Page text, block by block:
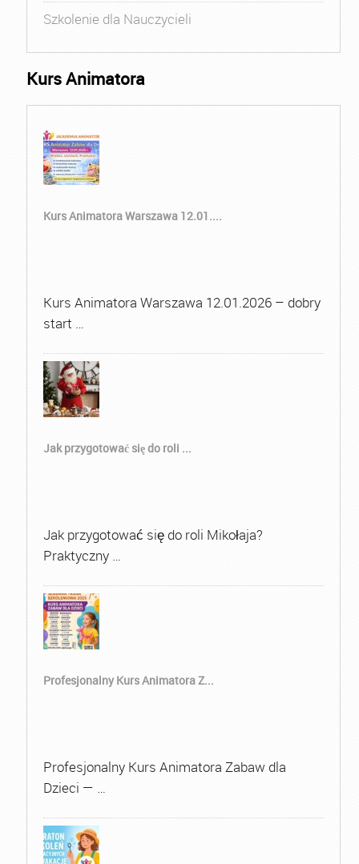
Szkolenie dla Nauczycieli
Kurs Animatora
Kurs Animatora Warszawa 12.01....
Kurs Animatora Warszawa 12.01.2026 – dobry
start …
Jak przygotować się do roli ...
Jak przygotować się do roli Mikołaja?
Praktyczny …
Profesjonalny Kurs Animatora Z...
Profesjonalny Kurs Animatora Zabaw dla
Dzieci — …